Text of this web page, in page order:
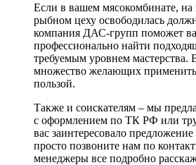
Если в вашем мясокомбинате,
рыбном цеху освободилась
компания ДАС-групп поможет
профессионально найти
требуемым уровнем мастерства.
множество желающих
пользой.
Также и соискателям – мы
с оформлением по ТК РФ или
вас заинтересовало
просто позвоните нам по
менеджеры все подробно